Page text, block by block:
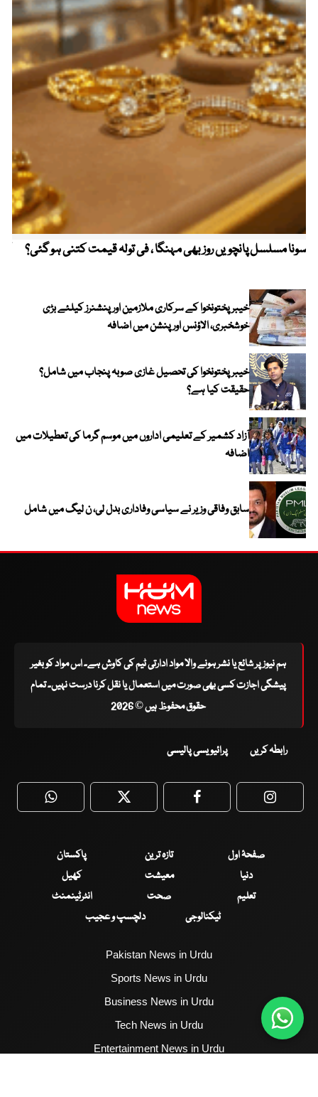
سونا مسلسل پانچویں روز بھی مہنگا ، فی تولہ قیمت کتنی ہو گئی؟
خیبرپختونخوا کے سرکاری ملازمین اور پنشنرز کیلئے بڑی
خوشخبری، الاؤنس اور پنشن میں اضافہ
خیبر پختونخوا کی تحصیل غازی صوبہ پنجاب میں شامل؟
حقیقت کیا ہے؟
آزاد کشمیر کے تعلیمی اداروں میں موسم گرما کی تعطیلات میں
اضافہ
سابق وفاقی وزیر نے سیاسی وفاداری بدل لی، ن لیگ میں شامل
ہم نیوز پر شائع یا نشر ہونے والا مواد ادارتی ٹیم کی کاوش ہے۔ اس مواد کو بغیر
پیشگی اجازت کسی بھی صورت میں استعمال یا نقل کرنا درست نہیں۔ تمام
حقوق محفوظ ہیں © 2026
رابطہ کریں پرائیویسی پالیسی
WhatsApp Twitter Facebook
صفحۂ اول تازہ ترین
پاکستان
دنیا
معیشت
کھیل
تعلیم
صحت
انٹرٹینمنٹ
ٹیکنالوجی
دلچسپ و عجیب
Pakistan News in Urdu
Sports News in Urdu
Business News in Urdu
Tech News in Urdu
Entertainment News in Urdu